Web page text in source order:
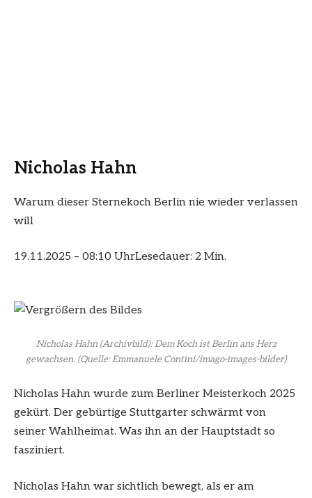
Nicholas Hahn
Warum dieser Sternekoch Berlin nie wieder verlassen
will
19.11.2025 – 08:10 UhrLesedauer: 2 Min.
Nicholas Hahn (Archivbild): Dem Koch ist Berlin ans Herz
gewachsen.(Quelle: Emmanuele Contini/imago-images-bilder)
Nicholas Hahn wurde zum Berliner Meisterkoch 2025
gekürt. Der gebürtige Stuttgarter schwärmt von
seiner Wahlheimat. Was ihn an der Hauptstadt so
fasziniert.
Nicholas Hahn war sichtlich bewegt, als er am